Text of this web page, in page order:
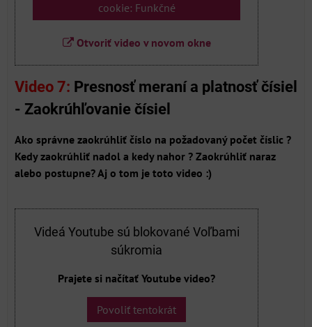
cookie: Funkčné
Otvoriť video v novom okne
Video 7: Presnosť meraní a platnosť čísiel
- Zaokrúhľovanie čísiel
Ako správne zaokrúhliť číslo na požadovaný počet číslic ?
Kedy zaokrúhliť nadol a kedy nahor ? Zaokrúhliť naraz
alebo postupne? Aj o tom je toto video :)
Videá Youtube sú blokované Voľbami
súkromia
Prajete si načítať Youtube video?
Povoliť tentokrát